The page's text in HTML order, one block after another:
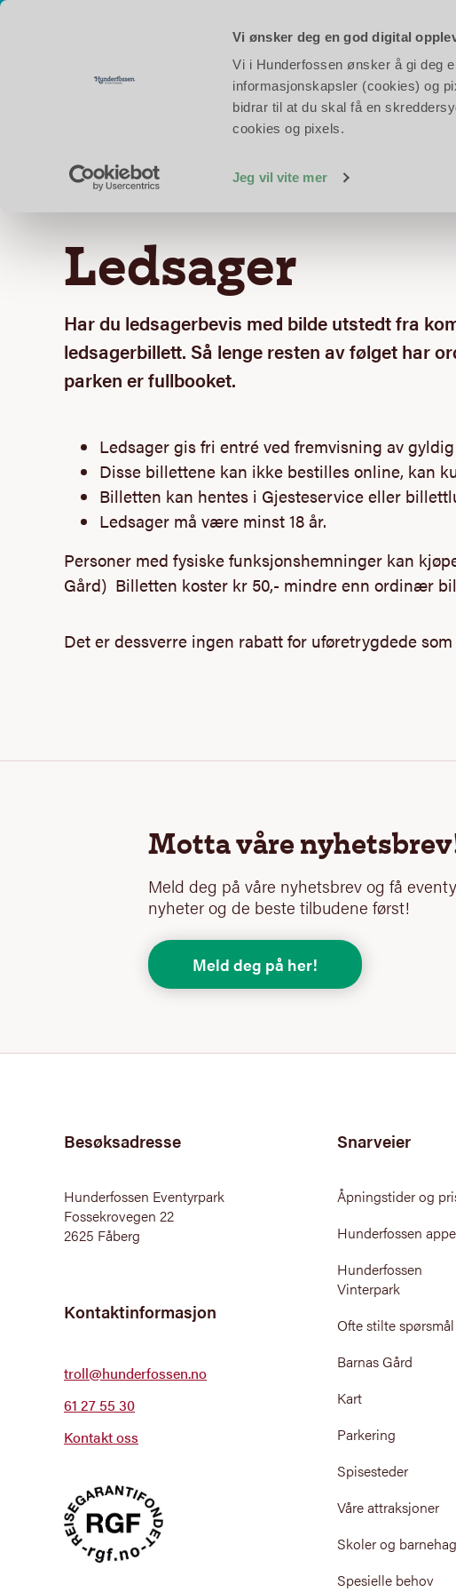
Vi ønsker deg en god digital
Vi i Hunderfossen ønsker å gi deg
informasjonskapsler (cookies) og
bidrar til at du skal få en
cookies og pixels.
Jeg vil vite mer
Opplev Hunderfossen
Forsiden Informasjon Ledsager
Ledsager
Har du ledsagerbevis med bilde utstedt fra
ledsagerbillett. Så lenge resten av følget har
parken er fullbooket.
Ledsager gis fri entréved fremvisning av
Disse billettene kan ikke bestilles online, kan
Billetten kan hentes i Gjesteservice eller
Ledsager må være minst 18 år.
Personer med fysiske funksjonshemninger kan
Gård) Billetten koster kr 50,- mindre enn ordinær
Det er dessverre ingen rabatt for uføretrygdede
Motta våre
Meld deg på våre nyhetsbrev og få
nyheter og de beste tilbudene først!
Meld deg på her!
Besøksadresse
Hunderfossen Eventyrpark
Fossekrovegen 22
2625 Fåberg
Kontaktinformasjon
troll@hunderfossen.no
61 27 55 30
Kontakt oss
Snarveier
Åpningstider og
Hunderfossen
Hunderfossen
Vinterpark
Ofte stilte spørsmål
Barnas Gård
Kart
Parkering
Spisesteder
Våre attraksjoner
Skoler og
Spesielle behov